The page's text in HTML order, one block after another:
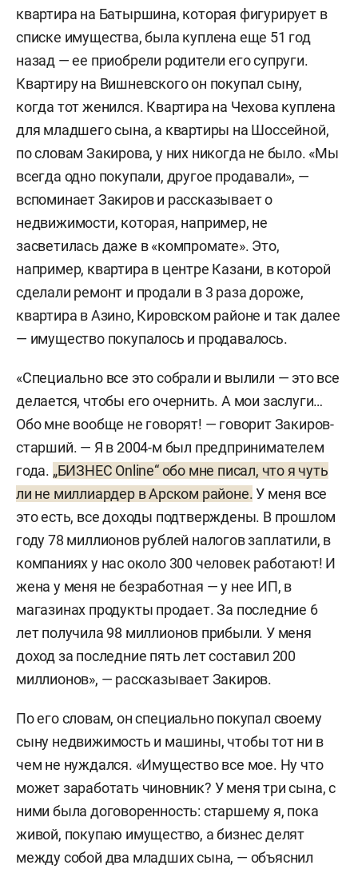
квартира на Батыршина, которая фигурирует в
списке имущества, была куплена еще 51 год
назад — ее приобрели родители его супруги.
Квартиру на Вишневского он покупал сыну,
когда тот женился. Квартира на Чехова куплена
для младшего сына, а квартиры на Шоссейной,
по словам Закирова, у них никогда не было. «Мы
всегда одно покупали, другое продавали», —
вспоминает Закиров и рассказывает о
недвижимости, которая, например, не
засветилась даже в «компромате». Это,
например, квартира в центре Казани, в которой
сделали ремонт и продали в 3 раза дороже,
квартира в Азино, Кировском районе и так далее
— имущество покупалось и продавалось.
«Специально все это собрали и вылили — это все
делается, чтобы его очернить. А мои заслуги…
Обо мне вообще не говорят! — говорит Закиров-
старший. — Я в 2004-м был предпринимателем
года. „БИЗНЕС Online“ обо мне писал, что я чуть
ли не миллиардер в Арском районе.У меня все
это есть, все доходы подтверждены. В прошлом
году 78 миллионов рублей налогов заплатили, в
компаниях у нас около 300 человек работают! И
жена у меня не безработная — у нее ИП, в
магазинах продукты продает. За последние 6
лет получила 98 миллионов прибыли. У меня
доход за последние пять лет составил 200
миллионов», — рассказывает Закиров.
По его словам, он специально покупал своему
сыну недвижимость и машины, чтобы тот ни в
чем не нуждался. «Имущество все мое. Ну что
может заработать чиновник? У меня три сына, с
ними была договоренность: старшему я, пока
живой, покупаю имущество, а бизнес делят
между собой два младших сына, — объяснил